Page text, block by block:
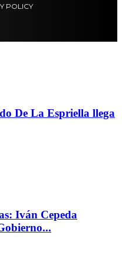
POLICY
De La Espriella llega
Iván Cepeda